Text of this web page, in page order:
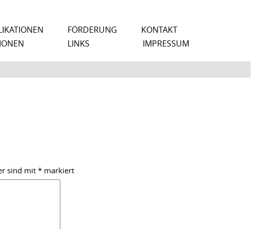
FÖRDERUNG
KONTAKT
LINKS IMPRESSUM
sind mit *markiert